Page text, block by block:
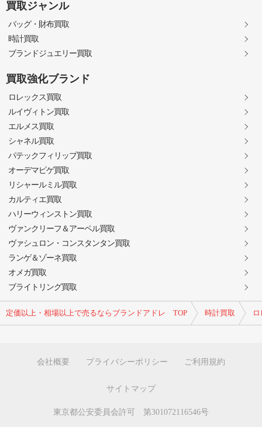
定価以上・相場以上で売るならブランドアドレ TOP 時計買取
買取ジャンル
バッグ・財布買取
時計買取
ブランドジュエリー買取
買取強化ブランド
ロレックス買取
ルイヴィトン買取
エルメス買取
シャネル買取
パテックフィリップ買取
オーデマピゲ買取
リシャールミル買取
カルティエ買取
ハリーウィンストン買取
ヴァンクリーフ＆アーペル買取
ヴァシュロン・コンスタンタン買取
ランゲ＆ゾーネ買取
オメガ買取
ブライトリング買取
会社概要 プライバシーポリシー ご利用規約
サイトマップ
東京都公安委員会許可 第301072116546号